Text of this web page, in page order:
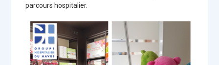
parcours hospitalier.